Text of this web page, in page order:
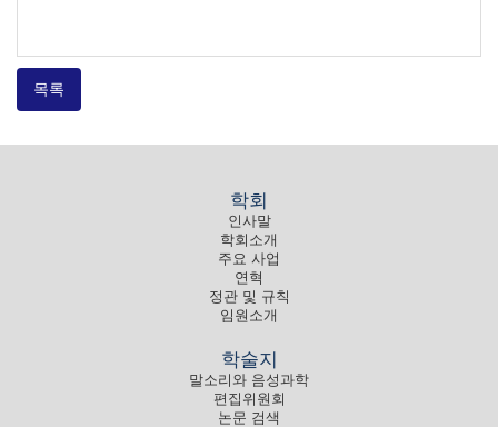
목록
학회
인사말
학회소개
주요 사업
연혁
정관 및 규칙
임원소개
학술지
말소리와 음성과학
편집위원회
논문 검색